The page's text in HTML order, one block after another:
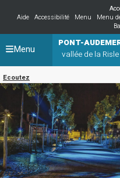
Aide
Accessibilité Menu Menu
PONT-
vallée de la Risle
Ecoutez
Menu